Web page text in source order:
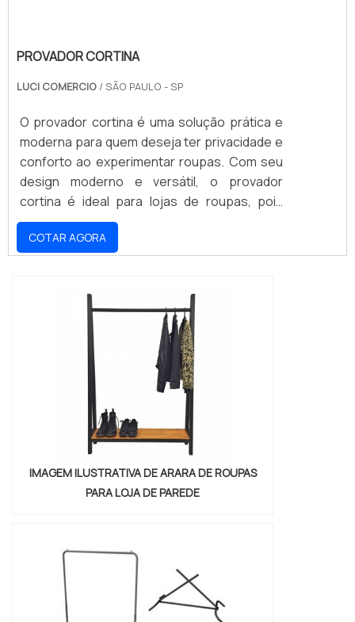
PROVADOR CORTINA
LUCI COMERCIO / SÃO PAULO - SP
O provador cortina é uma solução prática e
moderna para quem deseja ter privacidade e
conforto ao experimentar roupas. Com seu
design moderno e versátil, o provador
cortina é ideal para lojas de roupas, pois
oferece aos clientes um ambiente seguro e
aconchegante para experimentar as peças.
Além disso, o provador cortina é fácil de
compra ainda mais agradável.
COTAR AGORA
IMAGEM ILUSTRATIVA DE ARARA DE ROUPAS
PARA LOJA DE PAREDE